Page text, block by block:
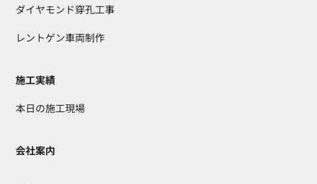
ダイヤモンド穿孔工事
レントゲン車両制作
施工実績
本日の施工現場
会社案内